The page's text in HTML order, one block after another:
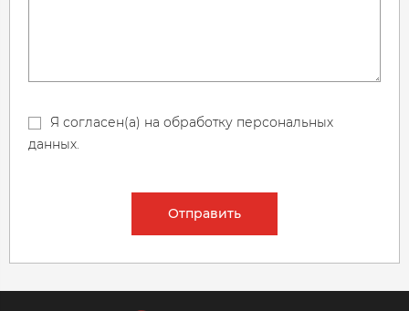
Я согласен(а) на обработку персональных
данных.
Отправить